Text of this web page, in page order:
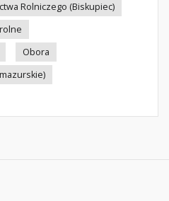
Rolniczego (Biskupiec)
Obora